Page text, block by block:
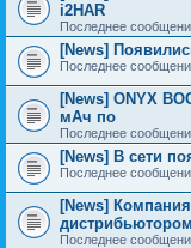
i2HAR
Последнее
[News]
Последнее
[News] ONYX
мАч по
Последнее
[News] В сети
Последнее
[News]
Последнее